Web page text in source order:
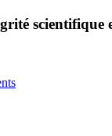
scientifique